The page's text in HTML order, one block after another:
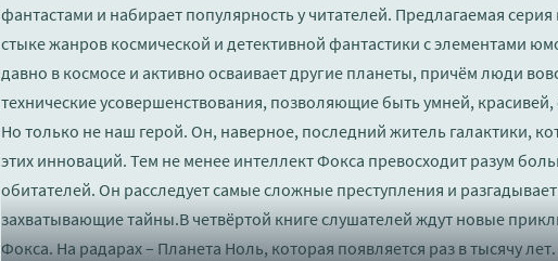
фантастами и набирает популярность у читателей. Предлагаемая серия
стыке жанров космической и детективной фантастики с элементами
давно в космосе и активно осваивает другие планеты, причём люди
технические усовершенствования, позволяющие быть умней,
Но только не наш герой. Он, наверное, последний житель галактики,
этих инноваций. Тем не менее интеллект Фокса превосходит разум
обитателей. Он расследует самые сложные преступления и
захватывающие тайны.В четвёртой книге слушателей ждут новые
Фокса. На радарах – Планета Ноль, которая появляется раз в тысячу лет.